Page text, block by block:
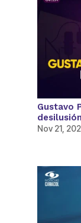
Gustavo
desilusión
Nov 21,